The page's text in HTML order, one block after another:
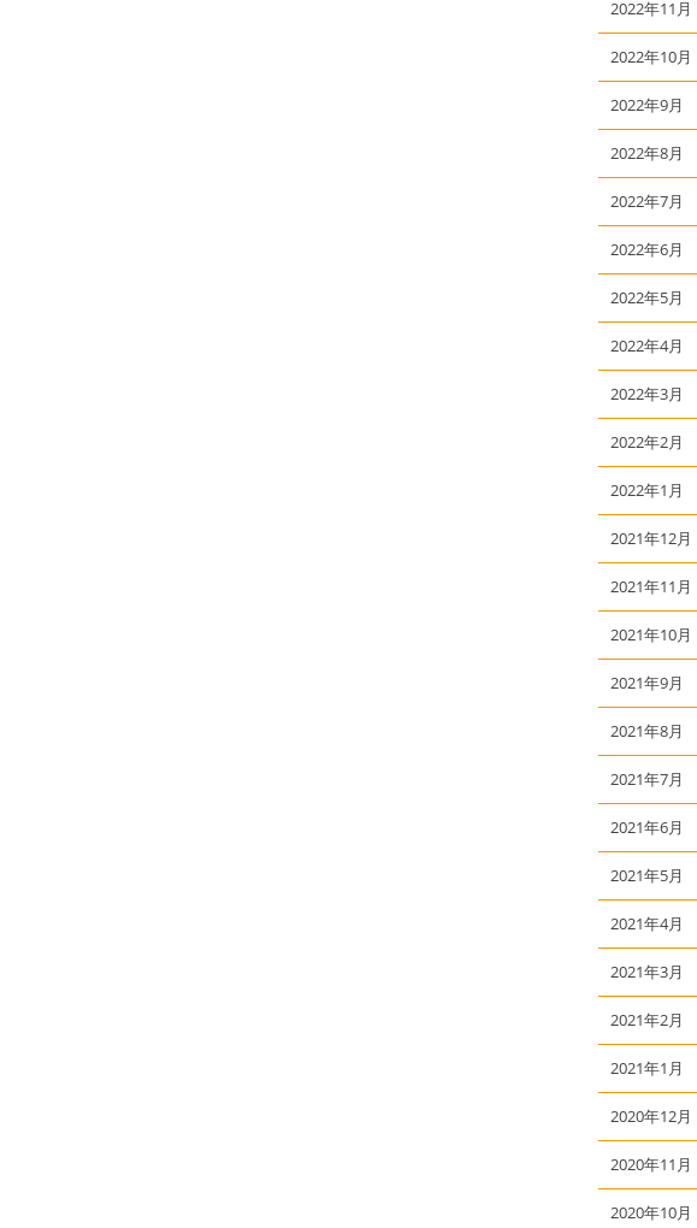
2022年11月
2022年10月
2022年9月
2022年8月
2022年7月
2022年6月
2022年5月
2022年4月
2022年3月
2022年2月
2022年1月
2021年12月
2021年11月
2021年10月
2021年9月
2021年8月
2021年7月
2021年6月
2021年5月
2021年4月
2021年3月
2021年2月
2021年1月
2020年12月
2020年11月
2020年10月